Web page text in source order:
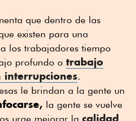
que dentro de las
existen para una
los trabajadores tiempo
profundo o trabajo
interrupciones.
le brindan a la gente un
la gente se vuelve
urge mejorar la calidad